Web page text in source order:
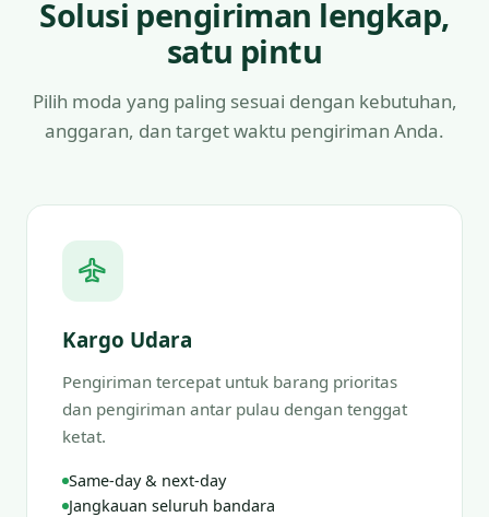
Solusi pengiriman lengkap,
satu pintu
Pilih moda yang paling sesuai dengan kebutuhan,
anggaran, dan target waktu pengiriman Anda.
Kargo Udara
Pengiriman tercepat untuk barang prioritas
dan pengiriman antar pulau dengan tenggat
ketat.
Same-day & next-day
Jangkauan seluruh bandara